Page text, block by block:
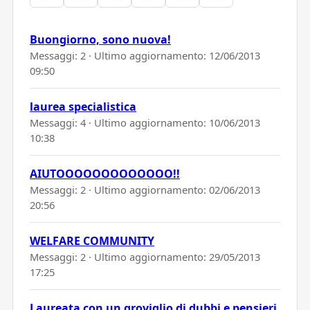
Buongiorno, sono nuova!
Messaggi: 2 · Ultimo aggiornamento: 12/06/2013
09:50
laurea specialistica
Messaggi: 4 · Ultimo aggiornamento: 10/06/2013
10:38
AIUTOOOOOOOOOOOOO!!
Messaggi: 2 · Ultimo aggiornamento: 02/06/2013
20:56
WELFARE COMMUNITY
Messaggi: 2 · Ultimo aggiornamento: 29/05/2013
17:25